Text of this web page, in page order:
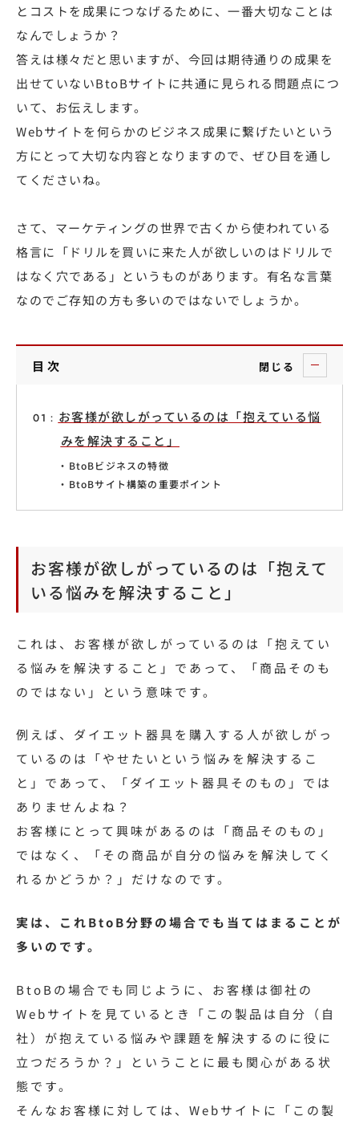
とコストを成果につなげるために、一番大切なことは
なんでしょうか？
答えは様々だと思いますが、今回は期待通りの成果を
出せていないBtoBサイトに共通に見られる問題点につ
いて、お伝えします。
Webサイトを何らかのビジネス成果に繋げたいという
方にとって大切な内容となりますので、ぜひ目を通し
てくださいね。
さて、マーケティングの世界で古くから使われている
格言に「ドリルを買いに来た人が欲しいのはドリルで
はなく穴である」というものがあります。有名な言葉
なのでご存知の方も多いのではないでしょうか。
目次 閉じる
お客様が欲しがっているのは「抱えている悩
みを解決すること」
BtoBビジネスの特徴
BtoBサイト構築の重要ポイント
お客様が欲しがっているのは「抱えて
いる悩みを解決すること」
これは、お客様が欲しがっているのは「抱えてい
る悩みを解決すること」であって、「商品そのも
のではない」という意味です。
例えば、ダイエット器具を購入する人が欲しがっ
ているのは「やせたいという悩みを解決するこ
と」であって、「ダイエット器具そのもの」では
ありませんよね？
お客様にとって興味があるのは「商品そのもの」
ではなく、「その商品が自分の悩みを解決してく
れるかどうか？」だけなのです。
実は、これBtoB分野の場合でも当てはまることが
多いのです。
BtoBの場合でも同じように、お客様は御社の
Webサイトを見ているとき「この製品は自分（自
社）が抱えている悩みや課題を解決するのに役に
立つだろうか？」ということに最も関心がある状
態です。
そんなお客様に対しては、Webサイトに「この製